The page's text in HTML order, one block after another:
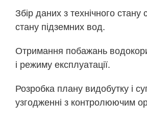
Збір даних з технічного стану
стану підземних вод.
Отримання побажань
і режиму експлуатації.
Розробка плану видобутку і
узгодженні з контролюючим